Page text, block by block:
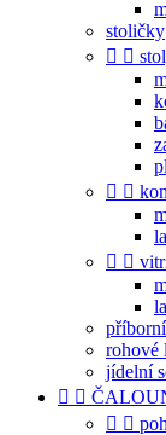
stoličky
 
 
 
rohové
jídelní
 
 